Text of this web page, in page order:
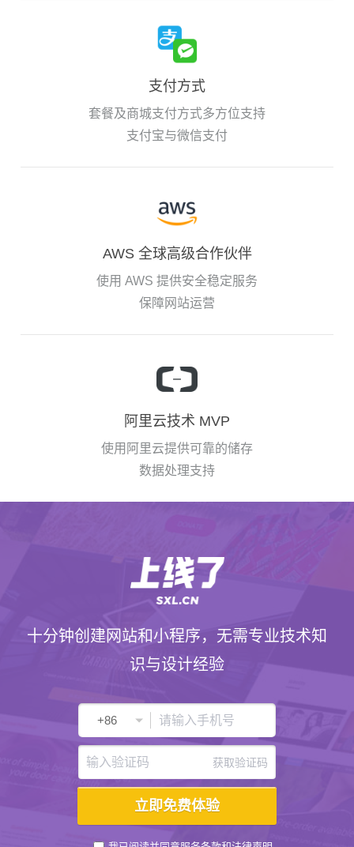
支付方式
套餐及商城支付方式多方位支持
支付宝与微信支付
AWS 全球高级合作伙伴
使用 AWS 提供安全稳定服务
保障网站运营
阿里云技术 MVP
使用阿里云提供可靠的储存
数据处理支持
十分钟创建网站和小程序，无需专业技术知
识与设计经验
获取验证码